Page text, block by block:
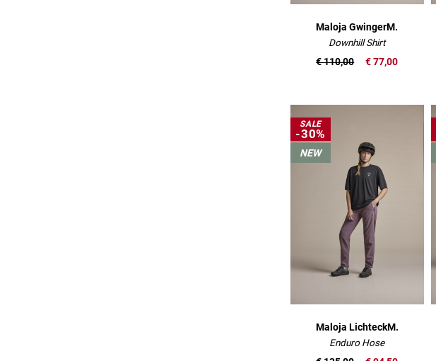
Maloja GwingerM.
Downhill Shirt
€ 77,00
€ 110,00
SALE
-30%
NEW
Maloja LichteckM.
Enduro Hose